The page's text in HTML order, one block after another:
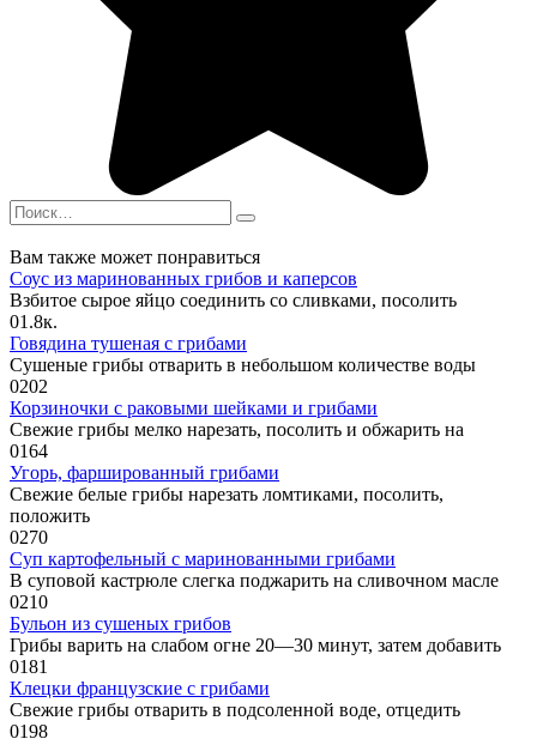
Search
for:
Вам также может понравиться
Соус из маринованных грибов и каперсов
Взбитое сырое яйцо соединить со сливками, посолить
01.8к.
Говядина тушеная с грибами
Сушеные грибы отварить в небольшом количестве воды
0202
Корзиночки с раковыми шейками и грибами
Свежие грибы мелко нарезать, посолить и обжарить на
0164
Угорь, фаршированный грибами
Свежие белые грибы нарезать ломтиками, посолить,
положить
0270
Суп картофельный с маринованными грибами
В суповой кастрюле слегка поджарить на сливочном масле
0210
Бульон из сушеных грибов
Грибы варить на слабом огне 20—30 минут, затем добавить
0181
Клецки французские с грибами
Свежие грибы отварить в подсоленной воде, отцедить
0198